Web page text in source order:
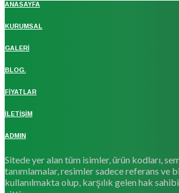
ANASAYFA
KURUMSAL
GALERİ
BLOG.
FİYATLAR
İLETİŞİM
ADMIN
Sitede yer alan tüm isimler, ürün kodları,
tanımlamalar, resimler sadece referans ve
kullanılmakta olup, karşılık gelen hak